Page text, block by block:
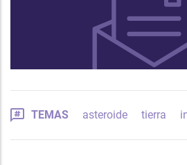
TEMAS asteroide tierra